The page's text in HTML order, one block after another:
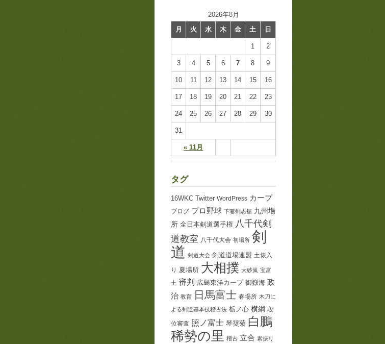
2026年8月
月
火 水 木 金 土 日
« 11月
1 2
3 4 5 6 7 8 9
10 11 12 13 14 15 16
17 18 19 20 21 22 23
24 25 26 27 28 29 30
31
タグ
16WKC Twitter WordPress カープ
ブログ プロ野球 下妻剣志舘 九州場
所 全日本剣道選手権 八千代剣
道教室 八千代大会 初場所 剣
道 剣道大会 剣道道場連盟 土俵入
り 夏場所 大相撲 大砂嵐 宝富
士 審判 広島東洋カープ 御嶽海 政
治 教育 日馬富士 春場所 木刀に
よる剣道基本技稽古法 栃ノ心 横綱 段
位審査 照ノ富士 琴奨菊 白鵬
稀勢の里 稽古 立合 素振り